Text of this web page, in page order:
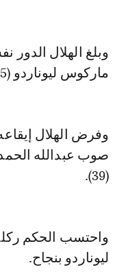
وبلغ الهلال
ماركوس ليوناردو (45+3 من ركلة جزاء).
وفرض الهلال
صوب عبدالله
(39).
واحتسب الحكم
ليوناردو بنجاح.